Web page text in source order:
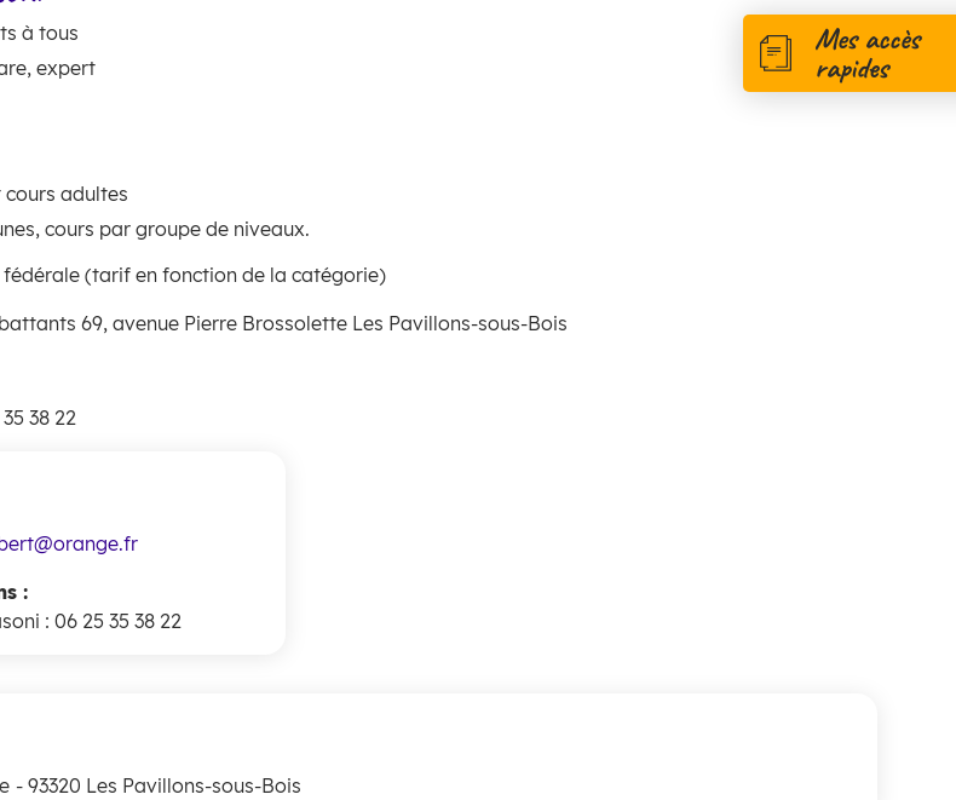
à tous
expert
cours adultes
cours par groupe de niveaux.
fédérale (tarif en fonction de la catégorie)
69, avenue Pierre Brossolette Les Pavillons-sous-Bois
38 22
:
: 06 25 35 38 22
- 93320 Les Pavillons-sous-Bois
Mes accès
rapides